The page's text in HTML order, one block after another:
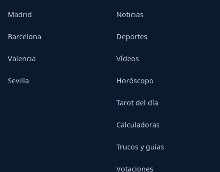
Madrid
Barcelona
Valencia
Sevilla
Noticias
Deportes
Vídeos
Horóscopo
Tarot del día
Calculadoras
Trucos y guías
Votaciones